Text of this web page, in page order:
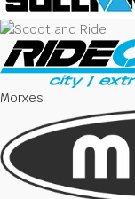
Morxes